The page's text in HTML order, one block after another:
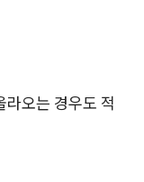
라오는 경우도 적